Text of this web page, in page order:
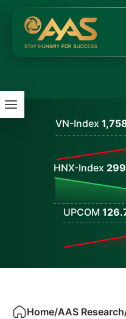
VN-Index
HNX-Index
UPCOM
Home/AAS Research